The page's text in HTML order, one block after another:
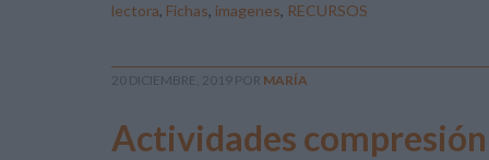
lectora, Fichas, imagenes, RECURSOS
20 DICIEMBRE, 2019 POR MARÍA
Actividades